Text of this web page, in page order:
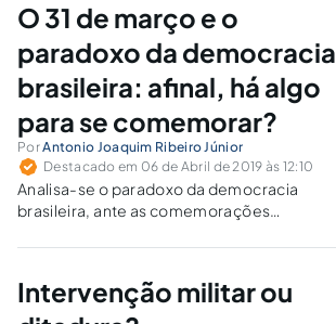
O 31 de março e o
paradoxo da democracia
brasileira: afinal, há algo
para se comemorar?
PorAntonio Joaquim Ribeiro Júnior
Destacado em 06 de Abril de 2019 às 12:10
Analisa-se o paradoxo da democracia
brasileira, ante as comemorações
diminuição da força normativa da
erosão da consciência constitucional.
Intervenção militar ou